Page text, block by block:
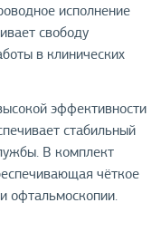
исполнение
свободу
в клинических
эффективности
стабильный
В комплект
чёткое
офтальмоскопии.